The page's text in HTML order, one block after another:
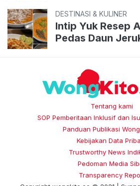
DESTINASI & KULINER
Intip Yuk Resep
Pedas Daun
Tentang kami
SOP Pemberitaan Inklusif dan
Panduan Publikasi
Kebijakan Data
Trustworthy News
Pedoman Media
Transparency